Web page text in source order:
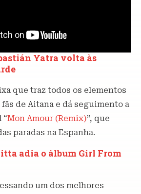
Yatra volta às
que traz todos os elementos
fãs de Aitana e dá seguimento a
“Mon Amour (Remix)”, que
paradas na Espanha.
adia o álbum Girl From
um dos melhores